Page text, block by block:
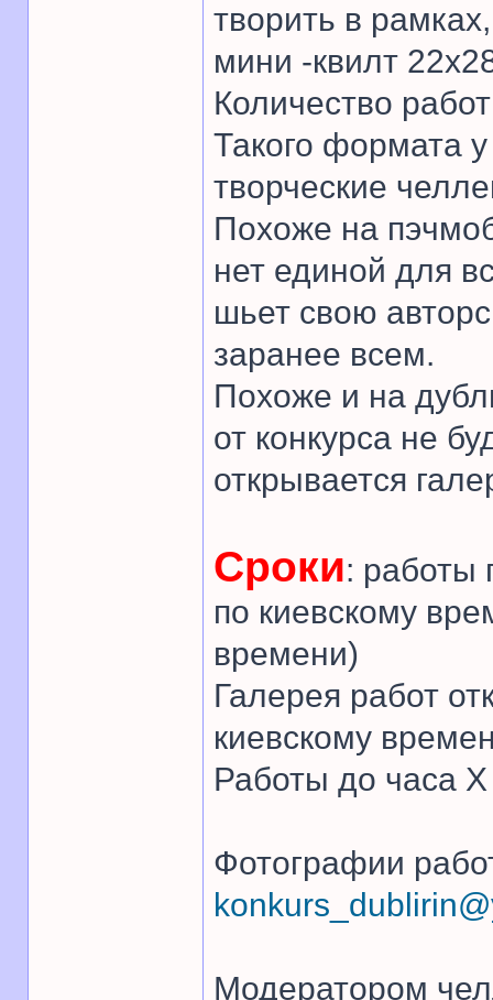
творить в
мини -квилт
Количество
Такого формата
творческие
Похоже на
нет единой для
шьет свою
заранее всем.
Похоже и на
от конкурса не
открывается
Сроки: работы
по киевскому
времени)
Галерея работ
киевскому
Работы до часа
Фотографии
Модератором